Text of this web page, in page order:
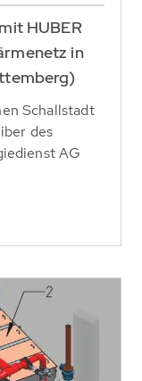
HUBER
in
Schallstadt
des
AG